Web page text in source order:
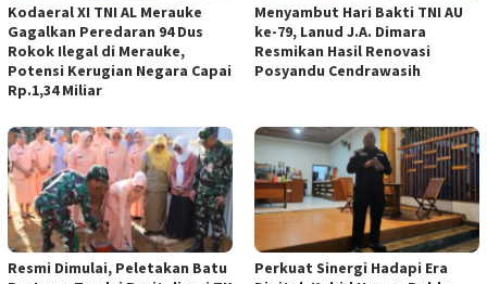
Kodaeral XI TNI AL Merauke
Gagalkan Peredaran 94 Dus
Rokok Ilegal di Merauke,
Potensi Kerugian Negara Capai
Rp.1,34 Miliar
Menyambut Hari Bakti TNI AU
ke-79, Lanud J.A. Dimara
Resmikan Hasil Renovasi
Posyandu Cendrawasih
Resmi Dimulai, Peletakan Batu
Perkuat Sinergi Hadapi Era